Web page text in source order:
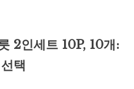
2인세트 10P, 10개:
택